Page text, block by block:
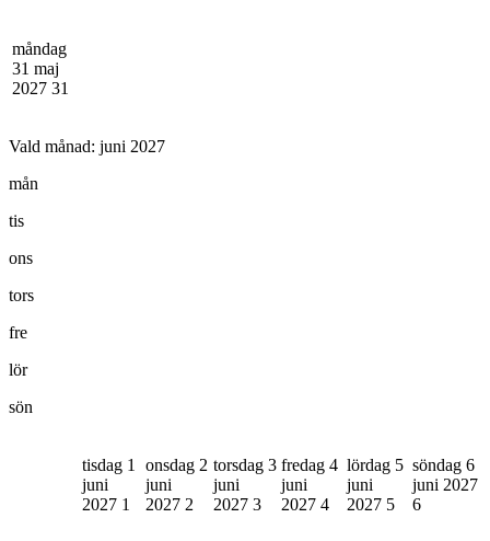
måndag
31 maj
2027 31
Vald månad: juni 2027
mån
tis
ons
tors
fre
lör
sön
tisdag 1
juni
2027 1
onsdag 2
juni
2027 2
torsdag 3
juni
2027 3
fredag 4
juni
2027 4
lördag 5
juni
2027 5
söndag 6
juni 2027
6